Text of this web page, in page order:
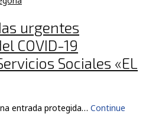
urgentes
COVID-19
Sociales «EL
entrada protegida… Continue